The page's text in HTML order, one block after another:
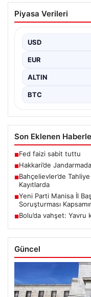
Hakkari’de
Uyuşturucu
gerçekleştirilen
esrar ele geçirildi.…
Piyasa Verileri
USD
EUR
ALTIN
BTC
Son Eklenen
■Fed faizi sabit tuttu
■Hakkari’de
■Bahçelievler’de
Kayıtlarda
■Yeni Parti Manisa İl
Soruşturması
■Bolu’da vahşet:
Güncel